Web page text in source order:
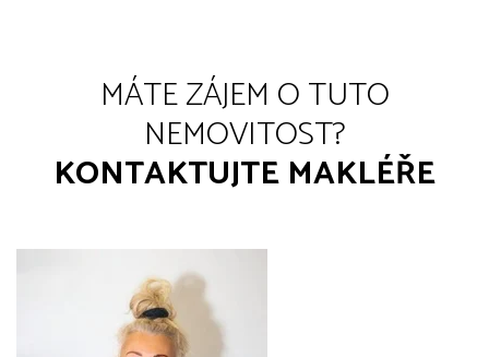
MÁTE ZÁJEM O TUTO
NEMOVITOST?
KONTAKTUJTE MAKLÉŘE